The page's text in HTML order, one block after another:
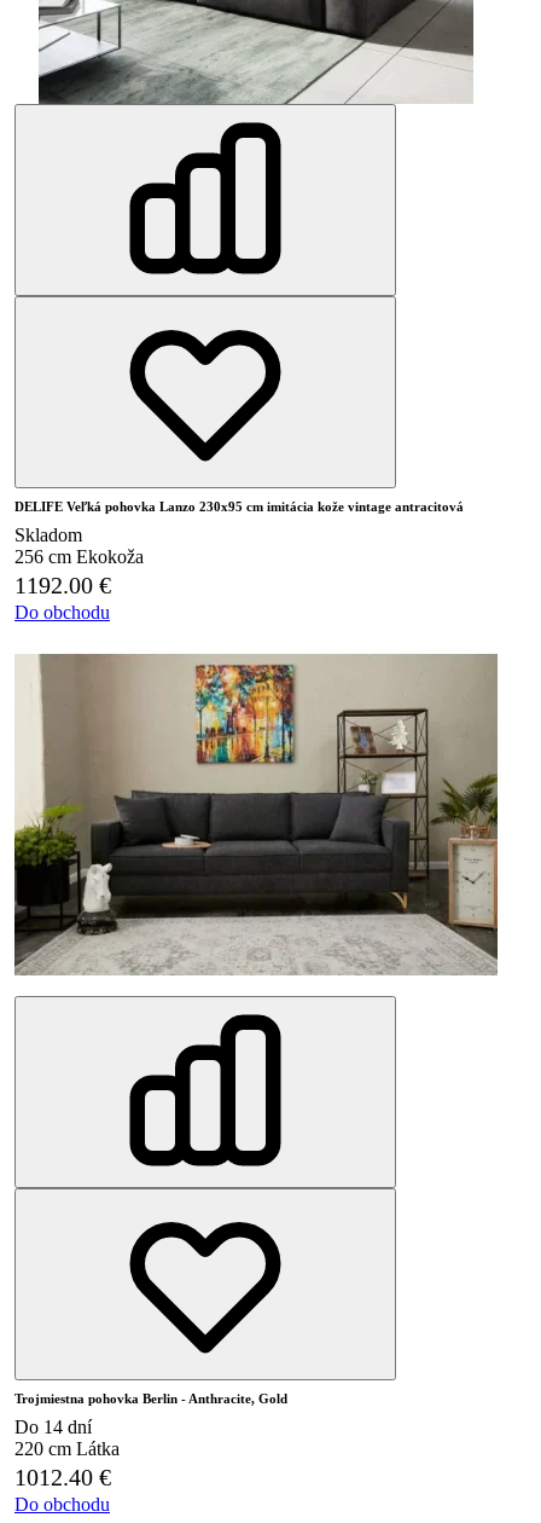
DELIFE Veľká pohovka Lanzo 230x95 cm imitácia kože vintage antracitová
Skladom
256 cm Ekokoža
1192.00 €
Do obchodu
Trojmiestna pohovka Berlin - Anthracite, Gold
Do 14 dní
220 cm Látka
1012.40 €
Do obchodu